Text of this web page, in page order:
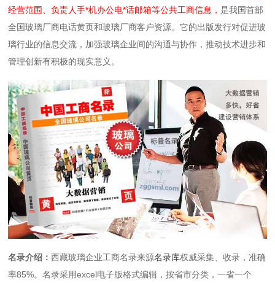
经营范围、负责人手*机办公电*话邮箱等公共工商信息，是我国首部
全国玻璃厂商电话黄页和玻璃厂商客户资源。它的出版发行对促进玻
璃行业的信息交流，加强玻璃企业间的沟通与协作，推动技术进步和
管理创新有积极的现实意义。
名录介绍：西藏玻璃企业工商名录来源名录库权威采集、收录，准确
率85%。名录采用excel电子版格式编辑，按省市分类，一省一个